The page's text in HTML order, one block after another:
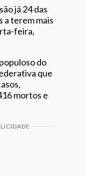
já 24 das
a terem mais
feira,
do
que
mortos e